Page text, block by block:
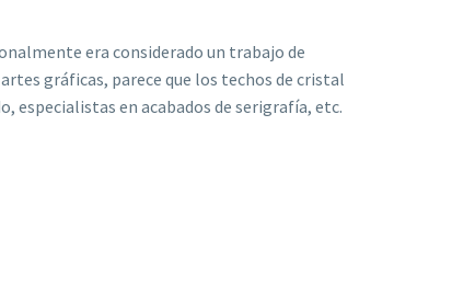
era considerado un trabajo de
gráficas, parece que los techos de cristal
especialistas en acabados de serigrafía, etc.